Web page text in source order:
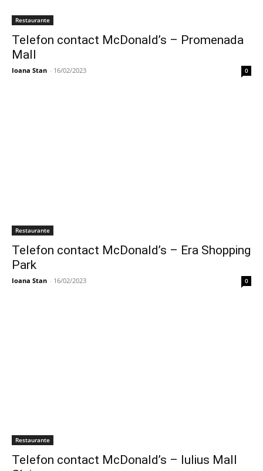
Restaurante
Telefon contact McDonald’s – Promenada
Mall
Ioana Stan - 16/02/2023 0
Restaurante
Telefon contact McDonald’s – Era Shopping
Park
Ioana Stan - 16/02/2023 0
Restaurante
Telefon contact McDonald’s – Iulius Mall